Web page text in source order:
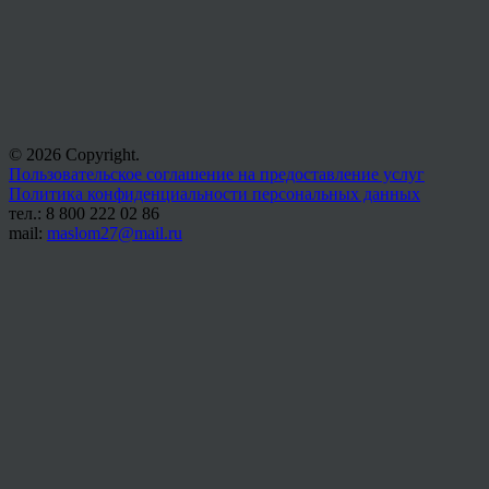
© 2026 Copyright.
Пользовательское соглашение на предоставление услуг
Политика конфиденциальности персональных данных
тел.: 8 800 222 02 86
mail: maslom27@mail.ru